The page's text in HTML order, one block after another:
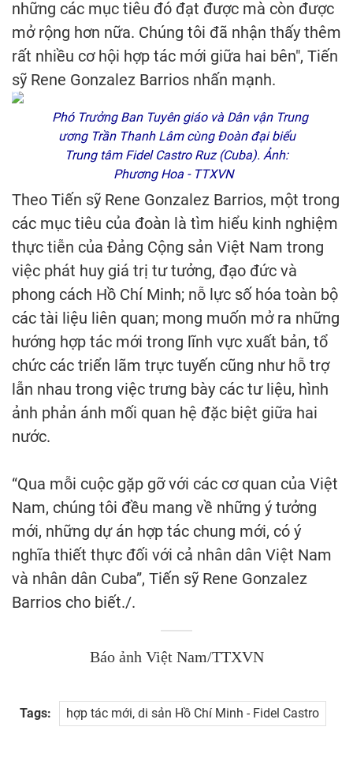
những các mục tiêu đó đạt được mà còn được
mở rộng hơn nữa. Chúng tôi đã nhận thấy thêm
rất nhiều cơ hội hợp tác mới giữa hai bên", Tiến
sỹ Rene Gonzalez Barrios nhấn mạnh.
Phó Trưởng Ban Tuyên giáo và Dân vận Trung
ương Trần Thanh Lâm cùng Đoàn đại biểu
Trung tâm Fidel Castro Ruz (Cuba). Ảnh:
Phương Hoa - TTXVN
Theo Tiến sỹ Rene Gonzalez Barrios, một trong
các mục tiêu của đoàn là tìm hiểu kinh nghiệm
thực tiễn của Đảng Cộng sản Việt Nam trong
việc phát huy giá trị tư tưởng, đạo đức và
phong cách Hồ Chí Minh; nỗ lực số hóa toàn bộ
các tài liệu liên quan; mong muốn mở ra những
hướng hợp tác mới trong lĩnh vực xuất bản, tổ
chức các triển lãm trực tuyến cũng như hỗ trợ
lẫn nhau trong việc trưng bày các tư liệu, hình
ảnh phản ánh mối quan hệ đặc biệt giữa hai
nước.
“Qua mỗi cuộc gặp gỡ với các cơ quan của Việt
Nam, chúng tôi đều mang về những ý tưởng
mới, những dự án hợp tác chung mới, có ý
nghĩa thiết thực đối với cả nhân dân Việt Nam
và nhân dân Cuba”, Tiến sỹ Rene Gonzalez
Barrios cho biết./.
Báo ảnh Việt Nam/TTXVN
Tags: hợp tác mới, di sản Hồ Chí Minh - Fidel Castro